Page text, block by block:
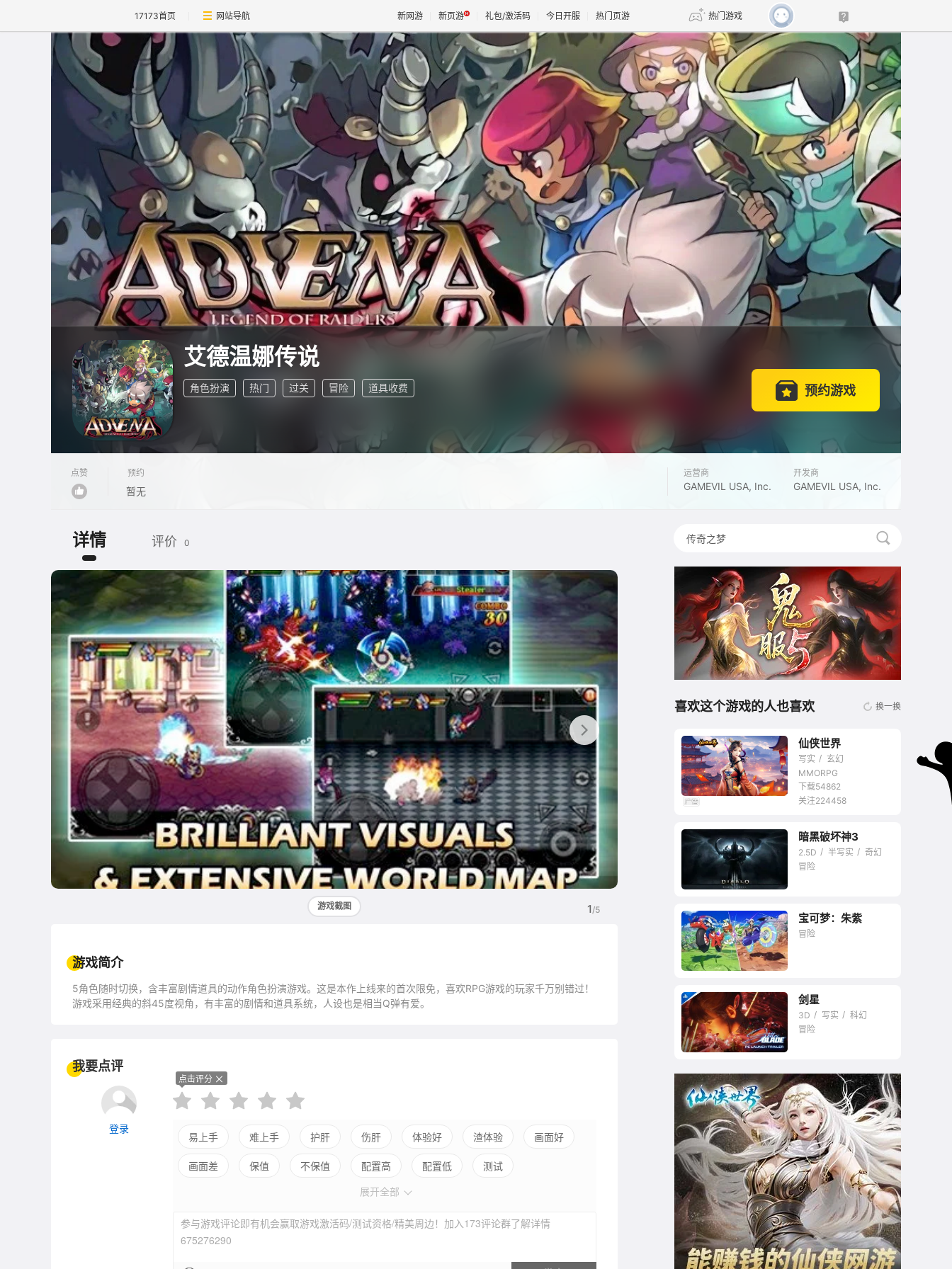
17173首页 网站导航 新网游 新页游 礼包/激活码 今日开服 热门页游 热门游戏
魔兽 DNF 传奇4
天堂 剑网3旗舰版 新天龙八部
王权与自由 新仙侠5
艾德温娜传说
角色扮演 热门 过关 冒险 道具收费 预约游戏
点赞 预约
暂无
运营商
GAMEVIL USA, Inc.
开发商
GAMEVIL USA, Inc.
详情 评价 0
1/5
游戏截图
游戏简介
5角色随时切换，含丰富剧情道具的动作角色扮演游戏。这是本作上线来的首次限免，喜欢RPG游戏的玩家千万别错过！
游戏采用经典的斜45度视角，有丰富的剧情和道具系统，人设也是相当Q弹有爱。
我要点评
登录
点击评分
易上手 难上手 护肝 伤肝 体验好 渣体验 画面好
画面差 保值 不保值 配置高 配置低
测试
展开全部
参与游戏评论即有机会赢取游戏激活码/测试资格/精美周边！加入173评论群了解详情
675276290
喜欢这个游戏的人也喜欢 换一换
仙侠世界
写实
玄幻
MMORPG
下载54862
关注224458
暴雪暗黑系列最新作
暗黑破坏神3
2.5D 半写实
奇幻
冒险
这就是开放世界宝可
梦的魅力啊！
宝可梦：朱紫
冒险
剑星
3D 写实
科幻
冒险